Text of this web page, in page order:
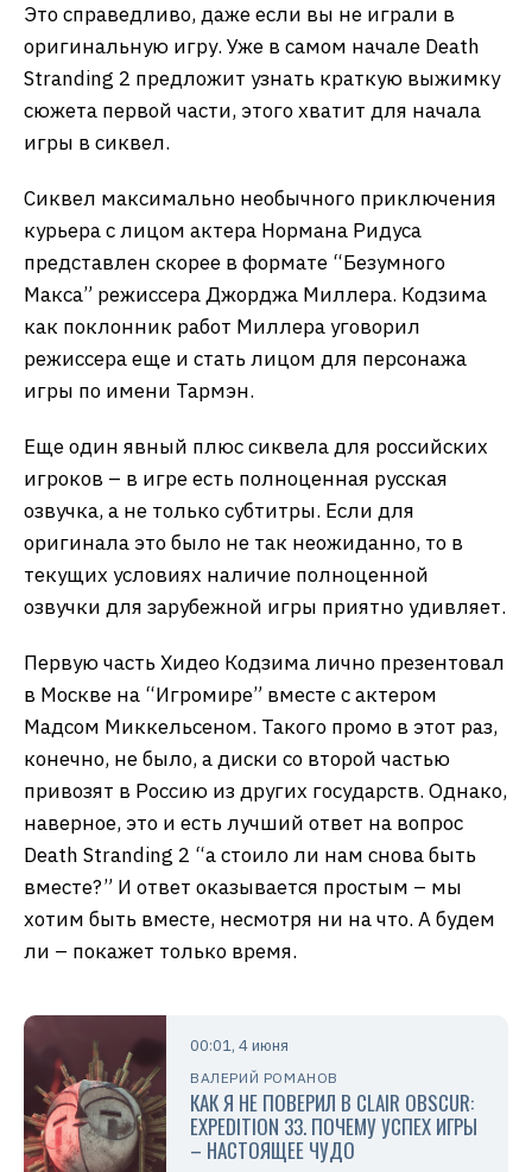
Это справедливо, даже если вы не играли в
оригинальную игру. Уже в самом начале Death
Stranding 2 предложит узнать краткую выжимку
сюжета первой части, этого хватит для начала
игры в сиквел.
Сиквел максимально необычного приключения
курьера с лицом актера Нормана Ридуса
представлен скорее в формате “Безумного
Макса” режиссера Джорджа Миллера. Кодзима
как поклонник работ Миллера уговорил
режиссера еще и стать лицом для персонажа
игры по имени Тармэн.
Еще один явный плюс сиквела для российских
игроков – в игре есть полноценная русская
озвучка, а не только субтитры. Если для
оригинала это было не так неожиданно, то в
текущих условиях наличие полноценной
озвучки для зарубежной игры приятно удивляет.
Первую часть Хидео Кодзима лично презентовал
в Москве на “Игромире” вместе с актером
Мадсом Миккельсеном. Такого промо в этот раз,
конечно, не было, а диски со второй частью
привозят в Россию из других государств. Однако,
наверное, это и есть лучший ответ на вопрос
Death Stranding 2 “а стоило ли нам снова быть
вместе?” И ответ оказывается простым – мы
хотим быть вместе, несмотря ни на что. А будем
ли – покажет только время.
00:01, 4 июня
ВАЛЕРИЙ РОМАНОВ
КАК Я НЕ ПОВЕРИЛ В CLAIR OBSCUR:
EXPEDITION 33. ПОЧЕМУ УСПЕХ ИГРЫ
– НАСТОЯЩЕЕ ЧУДО